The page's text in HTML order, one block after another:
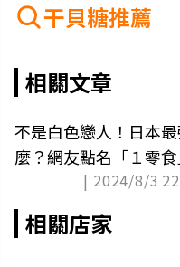
干貝糖推薦
相關文章
不是白色戀人！日本
麼？網友點名「１零
| 2024/8/3
相關店家